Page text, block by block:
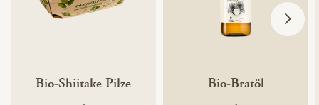
Bio-Shiitake Pilze Bio-Bratöl